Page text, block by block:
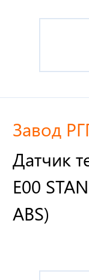
Завод
Датчик
E00
ABS)